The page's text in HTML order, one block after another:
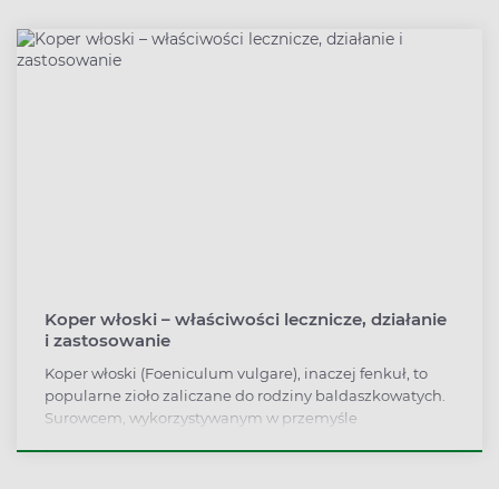
Koper włoski – właściwości lecznicze, działanie
i zastosowanie
Koper włoski (Foeniculum vulgare), inaczej fenkuł, to
popularne zioło zaliczane do rodziny baldaszkowatych.
Surowcem, wykorzystywanym w przemyśle